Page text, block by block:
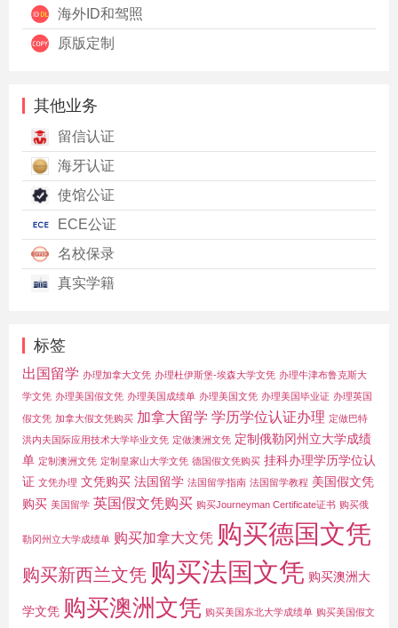
海外ID和驾照
原版定制
其他业务
留信认证
海牙认证
使馆公证
ECE公证
名校保录
真实学籍
标签
出国留学 办理加拿大文凭 办理杜伊斯堡-埃森大学文凭 办理牛津布鲁克斯大
学文凭 办理美国假文凭 办理美国成绩单 办理美国文凭 办理美国毕业证 办理英国
假文凭 加拿大假文凭购买 加拿大留学 学历学位认证办理 定做巴特
洪内夫国际应用技术大学毕业文凭 定做澳洲文凭 定制俄勒冈州立大学成绩
单 定制澳洲文凭 定制皇家山大学文凭 德国假文凭购买 挂科办理学历学位认
证 文凭办理 文凭购买 法国留学 法国留学指南 法国留学教程 美国假文凭
购买 美国留学 英国假文凭购买 购买Journeyman Certificate证书 购买俄
勒冈州立大学成绩单 购买加拿大文凭 购买德国文凭
购买新西兰文凭 购买法国文凭 购买澳洲大
学文凭 购买澳洲文凭 购买美国东北大学成绩单 购买美国假文